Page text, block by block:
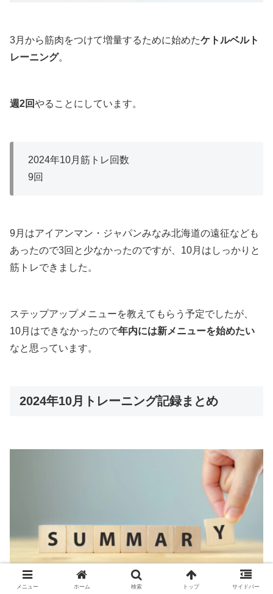
3月から筋肉をつけて増量するために始めたケトルベルト
レーニング。
週2回やることにしています。
2024年10月筋トレ回数
9回
9月はアイアンマン・ジャパンみなみ北海道の遠征なども
あったので3回と少なかったのですが、10月はしっかりと
筋トレできました。
ステップアップメニューを教えてもらう予定でしたが、
10月はできなかったので年内には新メニューを始めたい
なと思っています。
2024年10月トレーニング記録まとめ
メニュー ホーム 検索 トップ サイドバー